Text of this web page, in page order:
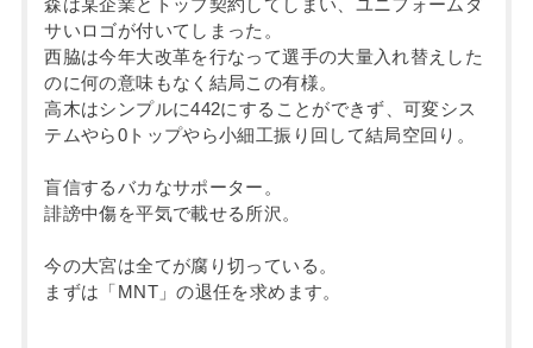
森は某企業とトップ契約してしまい、ユニフォームダ
サいロゴが付いてしまった。
西脇は今年大改革を行なって選手の大量入れ替えした
のに何の意味もなく結局この有様。
高木はシンプルに442にすることができず、可変シス
テムやら0トップやら小細工振り回して結局空回り。
盲信するバカなサポーター。
誹謗中傷を平気で載せる所沢。
今の大宮は全てが腐り切っている。
まずは「MNT」の退任を求めます。